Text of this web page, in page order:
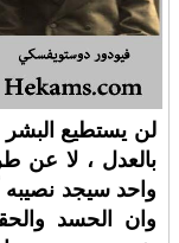
لن يستطيع البشر
بالعدل ، لا عن
واحد سيجد
وان الحسد